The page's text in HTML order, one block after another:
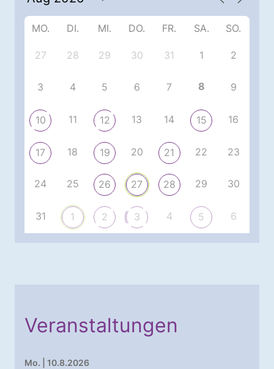
MO. DI. MI. DO. FR. SA. SO.
27 28 29 30 31 1 2
3 4 5 6 7 8 9
10 11 12 13 14 15 16
17 18 19 20 21 22 23
24 25 26 27 28 29 30
31 1 2 3 4 5 6
Veranstaltungen
Mo. | 10.8.2026